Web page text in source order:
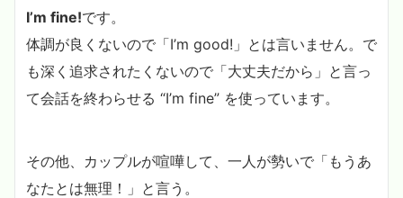
I’m fine!です。
体調が良くないので「I’m good!」とは言いません。で
も深く追求されたくないので「大丈夫だから」と言っ
て会話を終わらせる “I’m fine” を使っています。
その他、カップルが喧嘩して、一人が勢いで「もうあ
なたとは無理！」と言う。